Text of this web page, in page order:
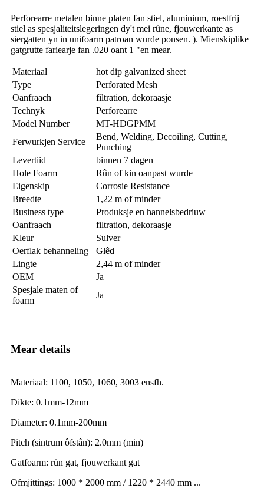
Perforearre metalen binne platen fan stiel, aluminium, roestfrij
stiel as spesjaliteitslegeringen dy't mei rûne, fjouwerkante as
siergatten yn in unifoarm patroan wurde ponsen. ). Mienskiplike
gatgrutte fariearje fan .020 oant 1 "en mear.
Materiaal
hot dip galvanized sheet
Type
Perforated Mesh
Oanfraach
filtration, dekoraasje
Technyk
Perforearre
Model Number
MT-HDGPMM
Ferwurkjen Service
Bend, Welding, Decoiling, Cutting,
Punching
Levertiid
binnen 7 dagen
Hole Foarm
Rûn of kin oanpast wurde
Eigenskip
Corrosie Resistance
Breedte
1,22 m of minder
Business type
Produksje en hannelsbedriuw
Oanfraach
filtration, dekoraasje
Kleur
Sulver
Oerflak behanneling
Glêd
Lingte
2,44 m of minder
OEM
Ja
Spesjale maten of
foarm
Ja
Mear details
Materiaal: 1100, 1050, 1060, 3003 ensfh.
Dikte: 0.1mm-12mm
Diameter: 0.1mm-200mm
Pitch (sintrum ôfstân): 2.0mm (min)
Gatfoarm: rûn gat, fjouwerkant gat
Ofmjittings: 1000 * 2000 mm / 1220 * 2440 mm ...